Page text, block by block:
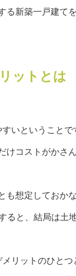
新築一戸建て
ットとは
いということで
けコストがかさ
想定しておか
ると、結局は土
リットのひとつ